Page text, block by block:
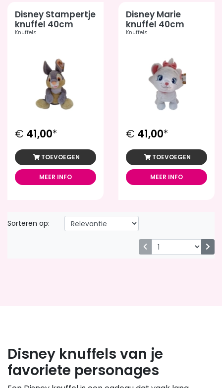
Disney Stampertje
knuffel 40cm
Knuffels
€ 41,00*
TOEVOEGEN
MEER INFO
Disney Marie
knuffel 40cm
Knuffels
€ 41,00*
TOEVOEGEN
MEER INFO
Sorteren op:
Disney knuffels van je
favoriete personages